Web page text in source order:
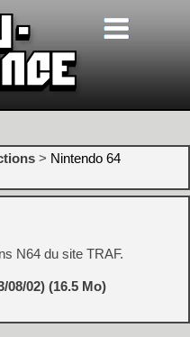
> Nintendo 64
N64 du site TRAF.
08/02) (16.5 Mo)